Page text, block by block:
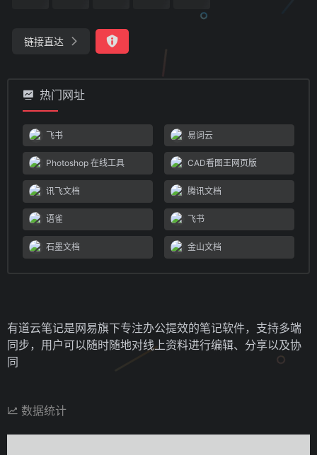
链接直达
热门网址
飞书 易词云
Photoshop 在线工具 CAD看图王网页版
讯飞文档 腾讯文档
语雀 飞书
石墨文档 金山文档
有道云笔记是网易旗下专注办公提效的笔记软件，支持多端
同步，用户可以随时随地对线上资料进行编辑、分享以及协
同
数据统计